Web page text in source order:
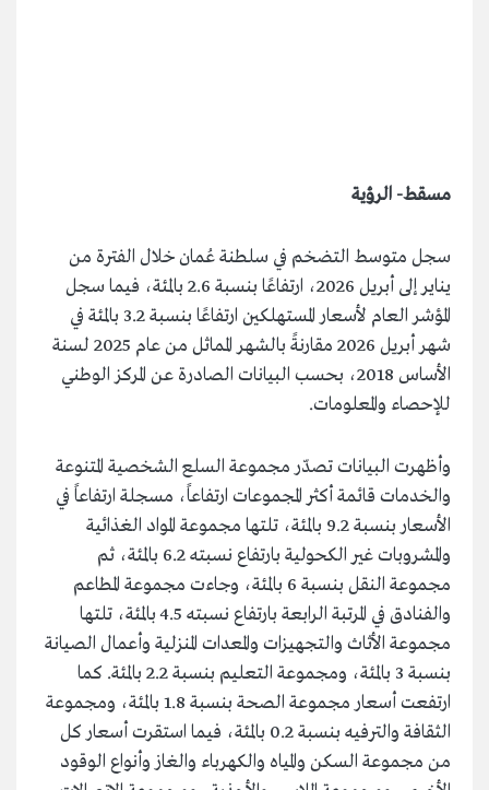
مسقط- الرؤية
سجل متوسط التضخم في سلطنة عُمان خلال الفترة من
يناير إلى أبريل 2026، ارتفاعًا بنسبة 2.6 بالمئة، فيما سجل
المؤشر العام لأسعار المستهلكين ارتفاعًا بنسبة 3.2 بالمئة في
شهر أبريل 2026 مقارنةً بالشهر المماثل من عام 2025 لسنة
الأساس 2018، بحسب البيانات الصادرة عن المركز الوطني
للإحصاء والمعلومات.
وأظهرت البيانات تصدّر مجموعة السلع الشخصية المتنوعة
والخدمات قائمة أكثر المجموعات ارتفاعاً، مسجلة ارتفاعاً في
الأسعار بنسبة 9.2 بالمئة، تلتها مجموعة المواد الغذائية
والمشروبات غير الكحولية بارتفاع نسبته 6.2 بالمئة، ثم
مجموعة النقل بنسبة 6 بالمئة، وجاءت مجموعة المطاعم
والفنادق في المرتبة الرابعة بارتفاع نسبته 4.5 بالمئة، تلتها
مجموعة الأثاث والتجهيزات والمعدات المنزلية وأعمال الصيانة
بنسبة 3 بالمئة، ومجموعة التعليم بنسبة 2.2 بالمئة. كما
ارتفعت أسعار مجموعة الصحة بنسبة 1.8 بالمئة، ومجموعة
الثقافة والترفيه بنسبة 0.2 بالمئة، فيما استقرت أسعار كل
من مجموعة السكن والمياه والكهرباء والغاز وأنواع الوقود